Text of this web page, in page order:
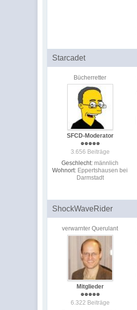
Starcadet
Bücherretter
SFCD-Moderator
3.656 Beiträge
Geschlecht: männlich
Wohnort: Eppertshausen bei
Darmstadt
ShockWaveRider
verwarnter Querulant
Mitglieder
6.322 Beiträge